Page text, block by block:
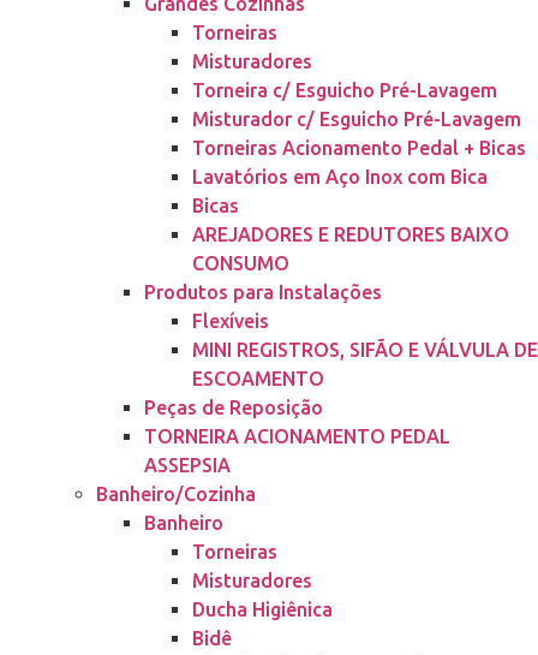
Torneiras
Misturadores
Torneira c/ Esguicho Pré-Lavagem
Misturador c/ Esguicho Pré-Lavagem
Torneiras Acionamento Pedal + Bicas
Lavatórios em Aço Inox com Bica
Bicas
AREJADORES E REDUTORES BAIXO
CONSUMO
Produtos para Instalações
Flexíveis
MINI REGISTROS, SIFÃO E VÁLVULA DE
ESCOAMENTO
Peças de Reposição
TORNEIRA ACIONAMENTO PEDAL
ASSEPSIA
Banheiro/Cozinha
Banheiro
Torneiras
Misturadores
Ducha Higiênica
Bidê